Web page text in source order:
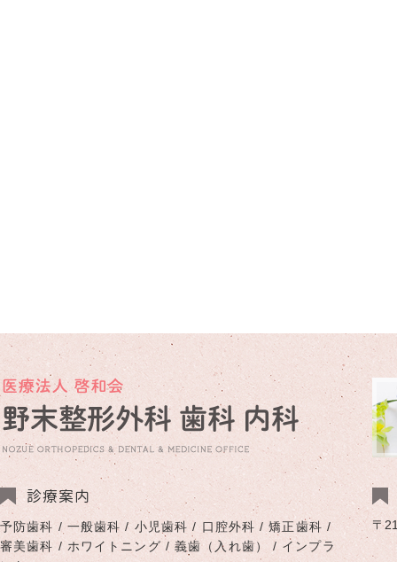
診療案内
予防歯科 / 一般歯科 / 小児歯科 / 口腔外科 / 矯正歯科 /
審美歯科 / ホワイトニング / 義歯（入れ歯） / インプラ
〒